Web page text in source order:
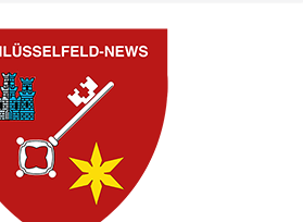
in Bernroth schnell unter
bietet Online-Anmeldung für
an
im Wert von 600 Euro